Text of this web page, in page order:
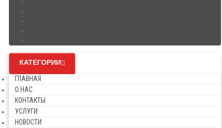
КАТЕГОРИИ
ГЛАВНАЯ
О НАС
КОНТАКТЫ
УСЛУГИ
НОВОСТИ